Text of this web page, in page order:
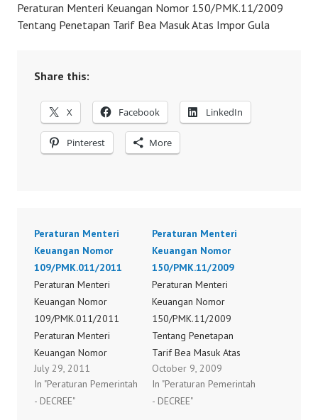
Peraturan Menteri Keuangan Nomor 150/PMK.11/2009
Tentang Penetapan Tarif Bea Masuk Atas Impor Gula
Share this:
X Facebook LinkedIn
Pinterest More
Peraturan Menteri
Keuangan Nomor
109/PMK.011/2011
Peraturan Menteri
Keuangan Nomor
109/PMK.011/2011
Peraturan Menteri
Keuangan Nomor
110/PMK.011/2011
Peraturan Menteri
Keuangan Nomor
July 29, 2011
In "Peraturan Pemerintah
- DECREE"
Peraturan Menteri
Keuangan Nomor
150/PMK.11/2009
Peraturan Menteri
Keuangan Nomor
150/PMK.11/2009
Tentang Penetapan
Tarif Bea Masuk Atas
Impor Gula
October 9, 2009
In "Peraturan Pemerintah
- DECREE"